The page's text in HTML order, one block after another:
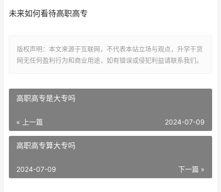
未来如何看待高职高专
版权声明：本文来源于互联网，不代表本站立场与观点，升学干货
网无任何盈利行为和商业用途，如有错误或侵犯利益请联系我们。
高职高专是大专吗
« 上一篇 2024-07-09
高职高专算大专吗
下一篇 »
2024-07-09